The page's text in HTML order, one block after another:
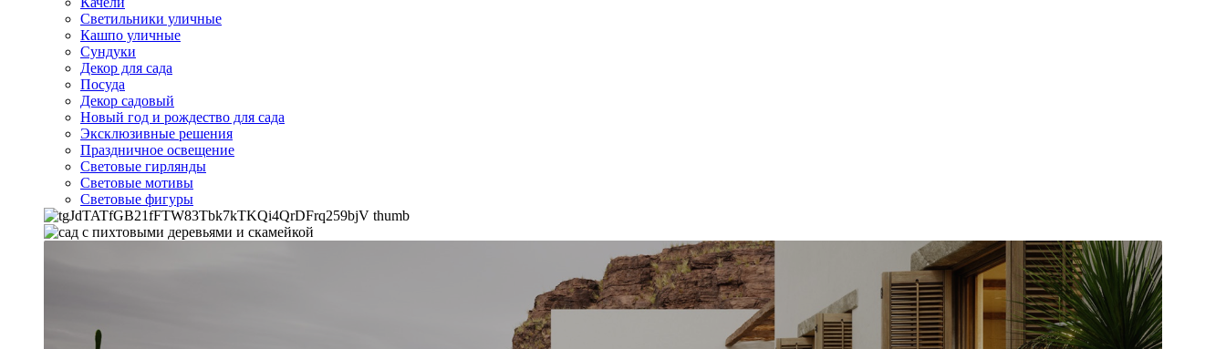
Cветильники уличные
Кашпо уличные
Сундуки
Декор для сада
Посуда
Декор садовый
Новый год и рождество для сада
Эксклюзивные решения
Праздничное освещение
Световые гирлянды
Световые мотивы
Световые фигуры